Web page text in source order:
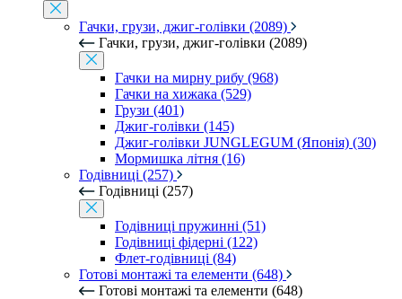
Гачки, грузи, джиг-голівки (2089)
Гачки, грузи, джиг-голівки (2089)
Гачки на мирну рибу (968)
Гачки на хижака (529)
Грузи (401)
Джиг-голівки (145)
Джиг-голівки JUNGLEGUM (Японія) (30)
Мормишка літня (16)
Годівниці (257)
Годівниці (257)
Годівниці пружинні (51)
Годівниці фідерні (122)
Флет-годівниці (84)
Готові монтажі та елементи (648)
Готові монтажі та елементи (648)